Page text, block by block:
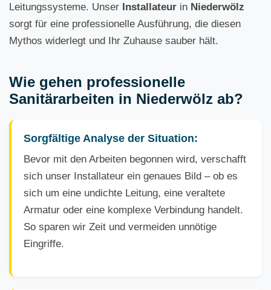
Leitungssysteme. Unser Installateur in Niederwölz
sorgt für eine professionelle Ausführung, die diesen
Mythos widerlegt und Ihr Zuhause sauber hält.
Wie gehen professionelle
Sanitärarbeiten in Niederwölz ab?
Sorgfältige Analyse der Situation:
Bevor mit den Arbeiten begonnen wird, verschafft
sich unser Installateur ein genaues Bild – ob es
sich um eine undichte Leitung, eine veraltete
Armatur oder eine komplexe Verbindung handelt.
So sparen wir Zeit und vermeiden unnötige
Eingriffe.